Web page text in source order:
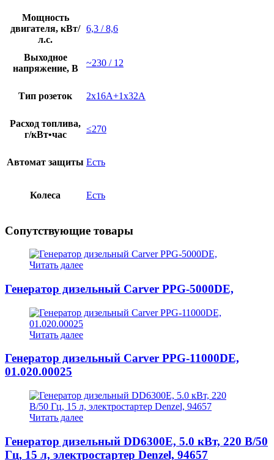
Мощность
двигателя, кВт/
л.с.
6,3 / 8,6
Выходное
напряжение, В
~230 / 12
Тип розеток 2х16A+1х32A
Расход топлива,
г/кВт•час
≤270
Автомат защиты Есть
Колеса Есть
Сопутствующие товары
Читать далее
Генератор дизельный Carver PPG-5000DE,
Читать далее
Генератор дизельный Carver PPG-11000DE,
01.020.00025
Читать далее
Генератор дизельный DD6300Е, 5.0 кВт, 220 В/50
Гц, 15 л, электростартер Denzel, 94657